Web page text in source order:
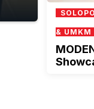
& UMKM